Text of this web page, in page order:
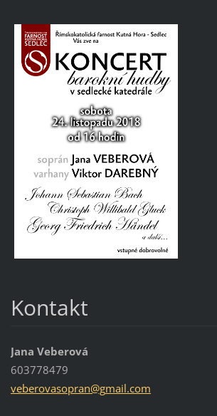
Kontakt
Jana Veberová
603778479
veberovasopran@gmail.com